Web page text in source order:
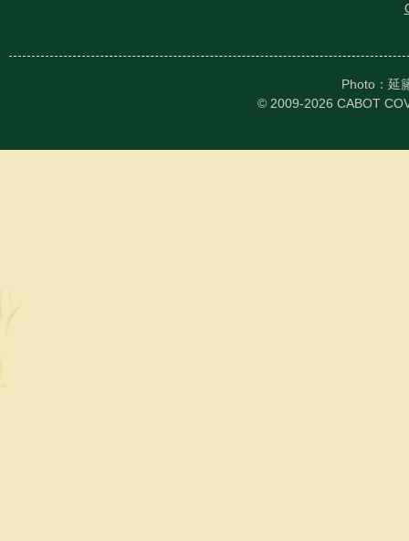
Photo：延
© 2009-2026 CABOT